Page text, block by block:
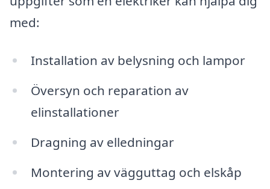
med:
Installation av belysning och lampor
Översyn och reparation av
elinstallationer
Dragning av elledningar
Montering av vägguttag och elskåp